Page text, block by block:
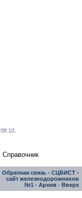
08:10.
Справочник
Обратная связь - СЦБИСТ -
сайт железнодорожников
№1 - Архив - Вверх